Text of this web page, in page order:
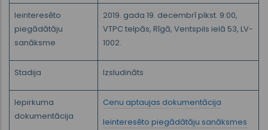
Ieinteresēto
piegādātāju
sanāksme
2019. gada 19. decembrī plkst. 9:00,
VTPC telpās, Rīgā, Ventspils ielā 53, LV-
1002.
Stadija Izsludināts
Iepirkuma
dokumentācija
Cenu aptaujas dokumentācija
Ieinteresēto piegādātāju sanāksmes